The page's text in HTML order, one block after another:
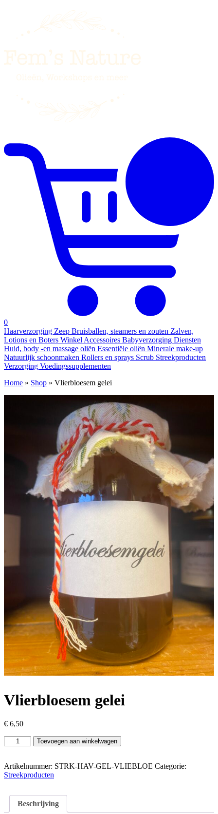
0
Haarverzorging Zeep Bruisballen, steamers en zouten Zalven,
Lotions en Boters Winkel Accessoires Babyverzorging Diensten
Huid, body -en massage oliën Essentiële oliën Minerale make-up
Natuurlijk schoonmaken Rollers en sprays Scrub Streekproducten
Verzorging Voedingssupplementen
Home » Shop » Vlierbloesem gelei
Vlierbloesem gelei
€ 6,50
Vlierbloesem
gelei
Toevoegen aan winkelwagen
Artikelnummer: STRK-HAV-GEL-VLIEBLOE Categorie:
Streekproducten
Beschrijving